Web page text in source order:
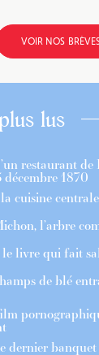
VOIR NOS
lus
restaurant
décembre 1870
cuisine
l’arbre
le livre qui fait
de blé
dernier banquet